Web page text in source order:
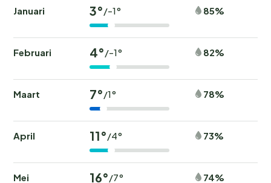
Januari 3°/-1° 85%
Februari 4°/-1° 82%
Maart 7°/1° 78%
April 11°/4° 73%
Mei 16°/7° 74%